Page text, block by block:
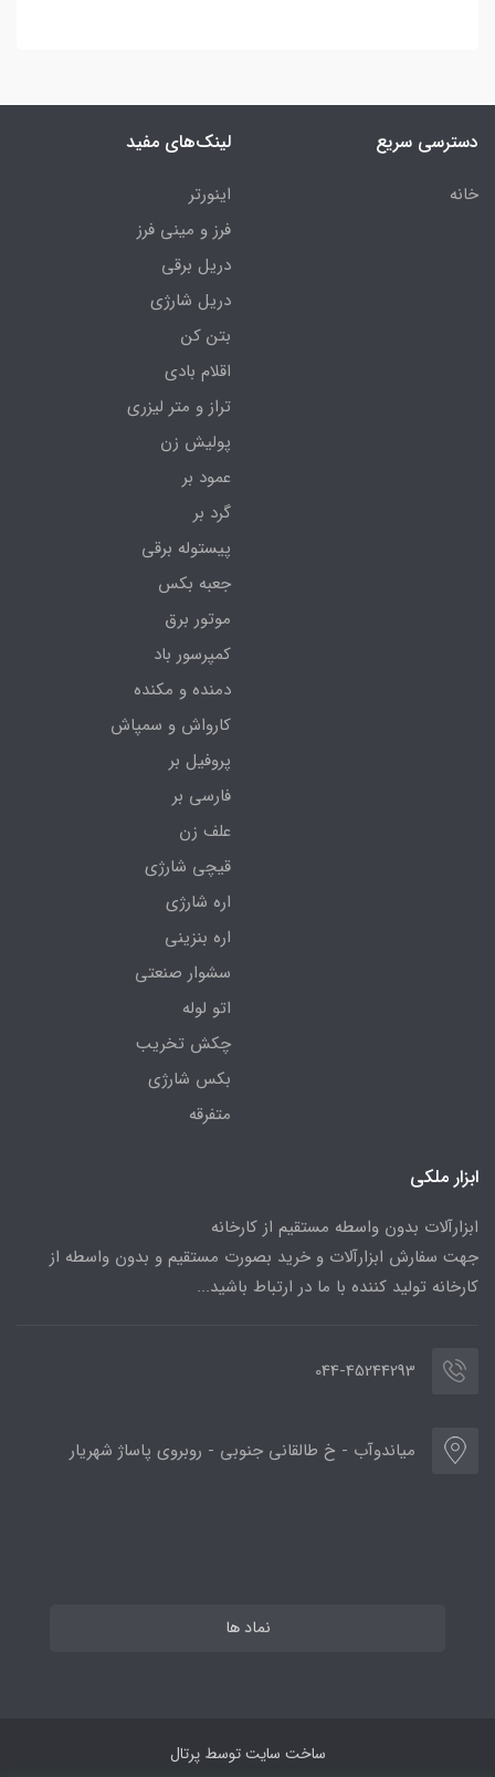
دسترسی سریع
خانه
لینک‌های مفید
اینورتر
فرز و مینی فرز
دریل برقی
دریل شارژی
بتن کن
اقلام بادی
تراز و متر لیزری
پولیش زن
عمود بر
گرد بر
پیستوله برقی
جعبه بکس
موتور برق
کمپرسور باد
دمنده و مکنده
کارواش و سمپاش
پروفیل بر
فارسی بر
علف زن
قیچی شارژی
اره شارژی
اره بنزینی
سشوار صنعتی
اتو لوله
چکش تخریب
بکس شارژی
متفرقه
ابزار ملکی
ابزارآلات بدون واسطه مستقیم از کارخانه
جهت سفارش ابزارآلات و خرید بصورت مستقیم و بدون واسطه از
کارخانه تولید کننده با ما در ارتباط باشید...
044-45244293
میاندوآب - خ طالقانی جنوبی - روبروی پاساژ شهریار
نماد ها
ساخت سایت توسطپرتال